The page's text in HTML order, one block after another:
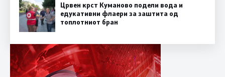
Црвен крст Куманово подели вода и
едукативни флаери за заштита од
топлотниот бран